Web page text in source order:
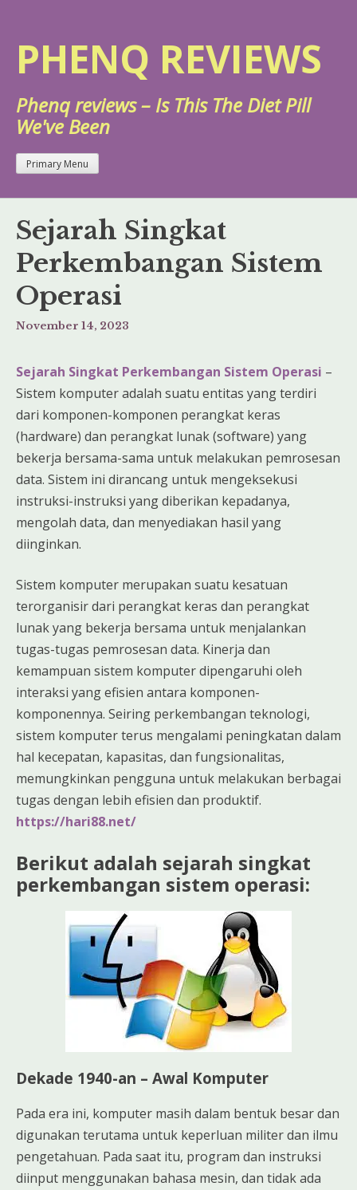
content
PHENQ REVIEWS
Phenq reviews – Is This The Diet Pill
We've Been
Primary Menu
Sejarah Singkat
Perkembangan Sistem
Operasi
November 14, 2023
Sejarah Singkat Perkembangan Sistem Operasi –
Sistem komputer adalah suatu entitas yang terdiri
dari komponen-komponen perangkat keras
(hardware) dan perangkat lunak (software) yang
bekerja bersama-sama untuk melakukan pemrosesan
data. Sistem ini dirancang untuk mengeksekusi
instruksi-instruksi yang diberikan kepadanya,
mengolah data, dan menyediakan hasil yang
diinginkan.
Sistem komputer merupakan suatu kesatuan
terorganisir dari perangkat keras dan perangkat
lunak yang bekerja bersama untuk menjalankan
tugas-tugas pemrosesan data. Kinerja dan
kemampuan sistem komputer dipengaruhi oleh
interaksi yang efisien antara komponen-
komponennya. Seiring perkembangan teknologi,
sistem komputer terus mengalami peningkatan dalam
hal kecepatan, kapasitas, dan fungsionalitas,
memungkinkan pengguna untuk melakukan berbagai
tugas dengan lebih efisien dan produktif.
https://hari88.net/
Berikut adalah sejarah singkat
perkembangan sistem operasi:
Dekade 1940-an – Awal Komputer
Pada era ini, komputer masih dalam bentuk besar dan
digunakan terutama untuk keperluan militer dan ilmu
pengetahuan. Pada saat itu, program dan instruksi
diinput menggunakan bahasa mesin, dan tidak ada